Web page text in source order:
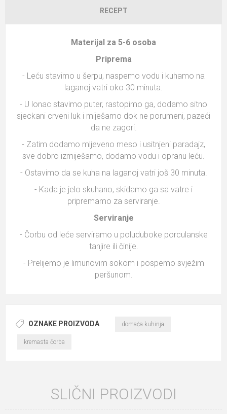
RECEPT
Materijal za 5-6 osoba
Priprema
- Leću stavimo u šerpu, naspemo vodu i kuhamo na
laganoj vatri oko 30 minuta.
- U lonac stavimo puter, rastopimo ga, dodamo sitno
sjeckani crveni luk i miješamo dok ne porumeni, pazeći
da ne zagori.
- Zatim dodamo mljeveno meso i usitnjeni paradajz,
sve dobro izmiješamo, dodamo vodu i opranu leću.
- Ostavimo da se kuha na laganoj vatri još 30 minuta.
- Kada je jelo skuhano, skidamo ga sa vatre i
pripremamo za serviranje.
Serviranje
- Čorbu od leće serviramo u poluduboke porculanske
tanjire ili činije.
- Prelijemo je limunovim sokom i pospemo svježim
peršunom.
OZNAKE PROIZVODA domaća kuhinja
kremasta čorba
SLIČNI PROIZVODI